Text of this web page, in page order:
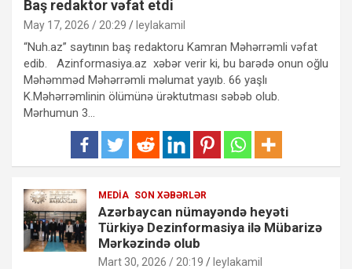
Baş redaktor vəfat etdi
May 17, 2026 / 20:29 leylakamil
“Nuh.az” saytının baş redaktoru Kamran Məhərrəmli vəfat
edib. Azinformasiya.az xəbər verir ki, bu barədə onun oğlu
Məhəmməd Məhərrəmli məlumat yayıb. 66 yaşlı
K.Məhərrəmlinin ölümünə ürəktutması səbəb olub.
Mərhumun 3…
MEDIA SON XƏBƏRLƏR
Azərbaycan nümayəndə heyəti
Türkiyə Dezinformasiya ilə Mübarizə
Mərkəzində olub
Mart 30, 2026 / 20:19 leylakamil